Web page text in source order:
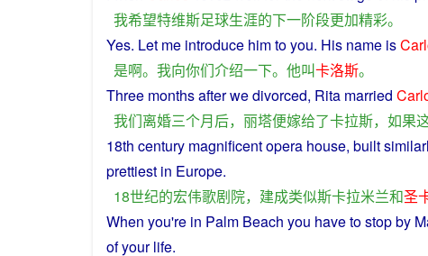
我希望特维斯足球生涯的下一阶段更加精彩。
Yes. Let me introduce himtoyou. His name is
是啊。 我向你们介绍一下。 他叫卡洛斯。
Three monthsafterwedivorced, Rita married
我们离婚三个月后， 丽塔便嫁给了卡拉斯， 如果
18th century magnificentopera house, built
prettiest in Europe.
18世纪的宏伟歌剧院， 建成类似斯卡拉米兰和圣
When you're in Palm Beach you havetostopby
ofyourlife.